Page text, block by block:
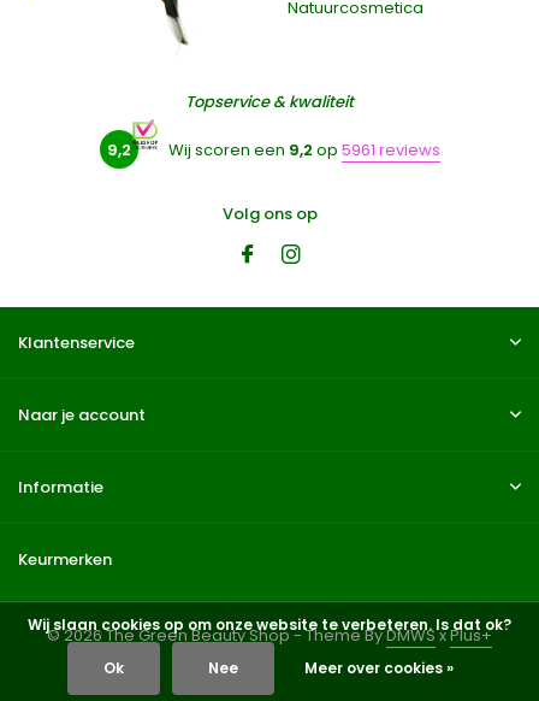
Natuurcosmetica
Topservice & kwaliteit
9,2 Wij scoren een 9,2 op 5961 reviews
Volg ons op
Klantenservice
Naar je account
Informatie
Keurmerken
© 2026 The Green Beauty Shop - Theme ByDMWSxPlus+
Wij slaan cookies op om onze website te verbeteren. Is dat ok?
Ok Nee Meer over cookies »